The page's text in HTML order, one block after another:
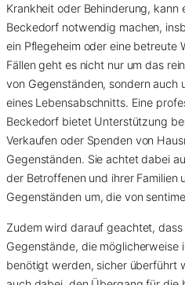
Krankheit oder Behinderung, kann
Beckedorf notwendig machen,
ein Pflegeheim oder eine betreute
Fällen geht es nicht nur um das
von Gegenständen, sondern auch
eines Lebensabschnitts. Eine
Beckedorf bietet Unterstützung
Verkaufen oder Spenden von
Gegenständen. Sie achtet dabei
der Betroffenen und ihrer Familien
Gegenständen um, die von
Zudem wird darauf geachtet,
Gegenstände, die möglicherweise
benötigt werden, sicher überführt